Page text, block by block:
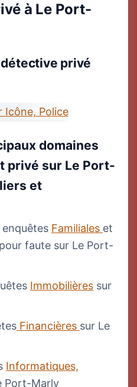
à Le Port-
privé
domaines
privé sur Le Port-
et
Familiales et
faute sur Le Port-
Immobilières sur
Financières sur Le
Informatiques,
Port-Marly